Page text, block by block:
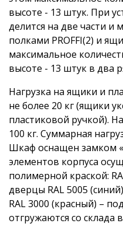
высоте - 13 штук. При
делится на две части и
полками PROFFI(2) и
максимальное
высоте - 13 штук в два
Нагрузка на ящики и
не более 20 кг (ящики
пластиковой ручкой).
100 кг. Суммарная
Шкаф оснащен замком
элементов корпуса
полимерной краской:
дверцы RAL 5005
RAL 3000 (красный) –
отгружаются со склада